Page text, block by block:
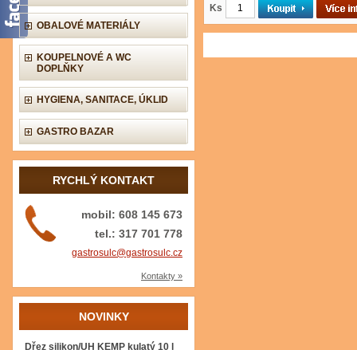
OBALOVÉ MATERIÁLY
KOUPELNOVÉ A WC
DOPLŇKY
HYGIENA, SANITACE, ÚKLID
GASTRO BAZAR
RYCHLÝ KONTAKT
mobil: 608 145 673
tel.: 317 701 778
gastrosulc@gastrosulc.cz
Kontakty »
NOVINKY
Dřez silikon/UH KEMP kulatý 10 l
Ks